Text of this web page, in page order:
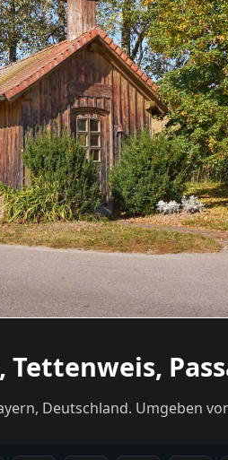
Deutschland. Umgeben